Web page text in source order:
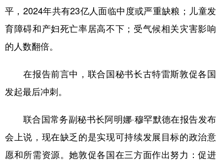
English Español Français عربى
Русский язык 日本語 한국어
平，2024年共有23亿人面临中度或严重缺粮；儿童发
育障碍和产妇死亡率居高不下；受气候相关灾害影响
的人数翻倍。
在报告前言中，联合国秘书长古特雷斯敦促各国
发起最后冲刺。
联合国常务副秘书长阿明娜·穆罕默德在报告发布
会上说，现在缺乏的是实现可持续发展目标的政治意
愿和所需资源。她敦促各国在三方面作出努力：促进